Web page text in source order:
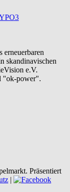
erneuerbaren
skandinavischen
e.V.
"ok-power".
Präsentiert
|